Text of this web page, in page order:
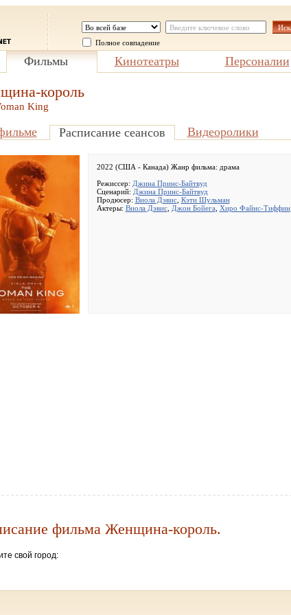
Полное совпадение
Фильмы Кинотеатры Персоналии
король
King
Расписание сеансов Видеоролики
2022 (США - Канада) Жанр фильма: драма
Режиссер: Джина Принс-Байтвуд
Сценарий: Джина Принс-Байтвуд
Продюсер: Виола Дэвис, Кэти Шульман
Актеры: Виола Дэвис, Джон Бойега Хиро Файнс-Тиффин,
фильма Женщина-король.
свой город: